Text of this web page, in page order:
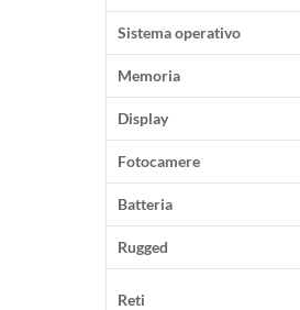
Sistema operativo
Memoria
Display
Fotocamere
Batteria
Rugged
Reti